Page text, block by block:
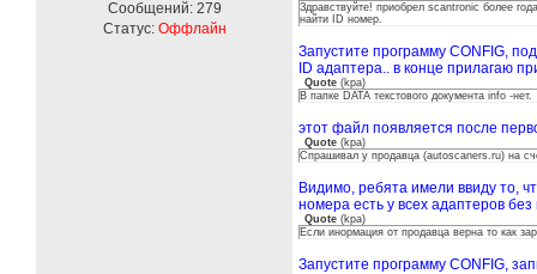
Сообщений: 279
Статус: Оффлайн
Здравствуйте! приобрел scantronic более
найти ID номер.
Запустите программу CONFIG,
ID адаптера.. в конце прилагаю
Quote (kpa)
В папке DATA текстового документа info -нет.
этот файл появляется после
Quote (kpa)
Спрашивал у продавца (autoscaners.ru) на
Видимо, ребята имели ввиду то,
номера есть у всех адаптеров
Quote (kpa)
Если инормация от продавца верна то как
Запустите программу CONFIG,